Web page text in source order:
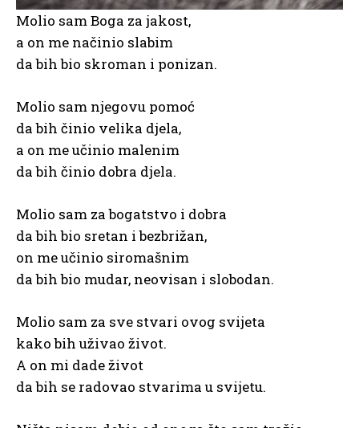
Molio sam Boga za jakost,
a on me načinio slabim
da bih bio skroman i ponizan.
Molio sam njegovu pomoć
da bih činio velika djela,
a on me učinio malenim
da bih činio dobra djela.
Molio sam za bogatstvo i dobra
da bih bio sretan i bezbrižan,
on me učinio siromašnim
da bih bio mudar, neovisan i slobodan.
Molio sam za sve stvari ovog svijeta
kako bih uživao život.
A on mi dade život
da bih se radovao stvarima u svijetu.